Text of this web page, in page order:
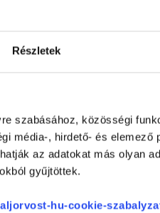
Részletek
szabásához, közösségi
média-, hirdető- és elemező
az adatokat más olyan
gyűjtöttek.
hu-cookie-
Telefon
(H-P: 8:00-20:00)